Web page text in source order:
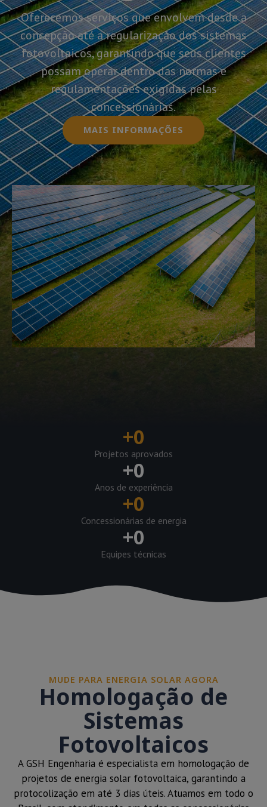
Oferecemos serviços que envolvem desde a
concepção até a regularização dos sistemas
fotovoltaicos, garantindo que seus clientes
possam operar dentro das normas e
regulamentações exigidas pelas
concessionárias.
MAIS INFORMAÇÕES
+0
Projetos aprovados
+0
Anos de experiência
+0
Concessionárias de energia
+0
Equipes técnicas
MUDE PARA ENERGIA SOLAR AGORA
Homologação de
Sistemas
Fotovoltaicos
A GSH Engenharia é especialista em homologação de
projetos de energia solar fotovoltaica, garantindo a
protocolização em até 3 dias úteis. Atuamos em todo o